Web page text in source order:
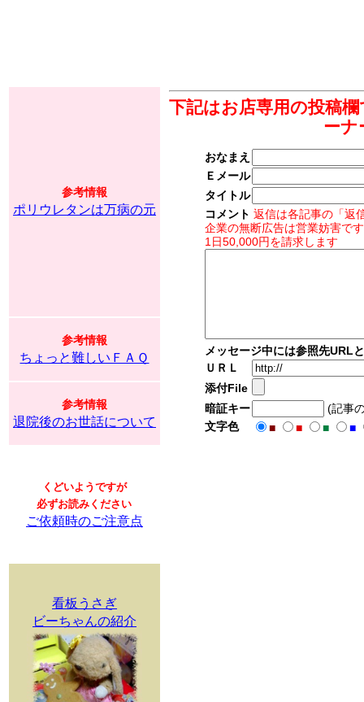
参考情報
ポリウレタンは万病の元
参考情報
ちょっと難しいＦＡＱ
参考情報
退院後のお世話について
くどいようですが
必ずお読みください
ご依頼時のご注意点
看板うさぎ
ビーちゃんの紹介
下記はお店専用の投稿
ーナ
おなまえ
Ｅメール
タイトル
コメント 返信は各記事の「返
企業の無断広告は営業妨害で
1日50,000円を請求します
メッセージ中には参照先URL
ＵＲＬ
添付File
暗証キー
(記事
文字色
■ ■ ■ ■